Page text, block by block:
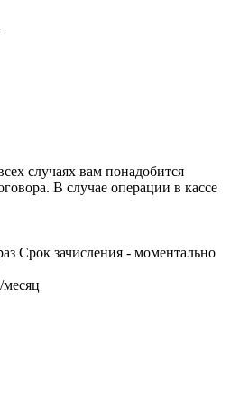
случаях вам понадобится
В случае операции в кассе
Срок зачисления - моментально